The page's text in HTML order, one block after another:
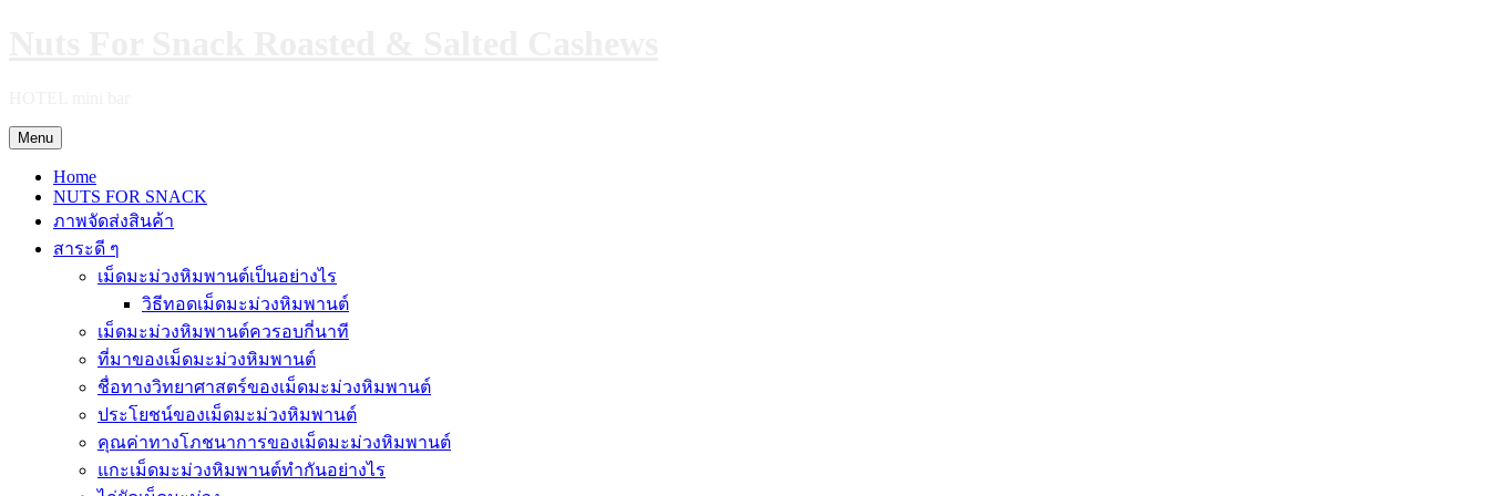
Menu
Home
NUTS FOR SNACK
ภาพจัดส่งสินค้า
สาระดี ๆ
เม็ดมะม่วงหิมพานต์เป็นอย่างไร
วิธีทอดเม็ดมะม่วงหิมพานต์
เม็ดมะม่วงหิมพานต์ควรอบกี่นาที
ที่มาของเม็ดมะม่วงหิมพานต์
ชื่อทางวิทยาศาสตร์ของเม็ดมะม่วงหิมพานต์
ประโยชน์ของเม็ดมะม่วงหิมพานต์
คุณค่าทางโภชนาการของเม็ดมะม่วงหิมพานต์
แกะเม็ดมะม่วงหิมพานต์ทำกันอย่างไร